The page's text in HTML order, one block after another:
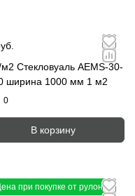
м2 Стекловуаль AEMS-30-
ширина 1000 мм 1 м2
0
В корзину
при покупке от рулона
руб.51 руб. -10%